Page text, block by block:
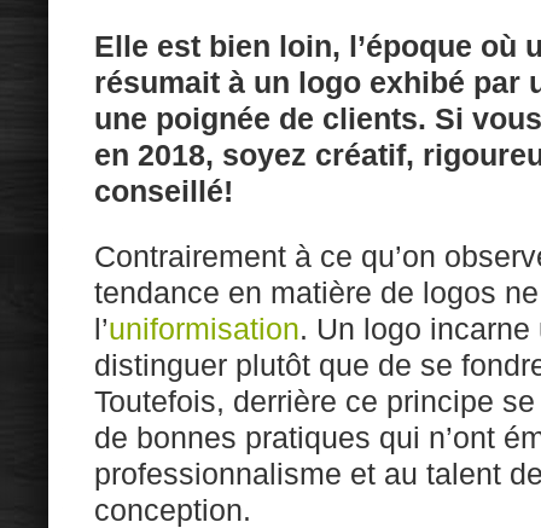
Elle est bien loin, l’époque où
résumait à un logo exhibé par
une poignée de clients. Si
en 2018, soyez créatif,
conseillé!
Contrairement à ce qu’on
tendance en matière de logos
l’uniformisation. Un logo
distinguer plutôt que de se
Toutefois, derrière ce principe
de bonnes pratiques qui n’ont
professionnalisme et au talent
conception.